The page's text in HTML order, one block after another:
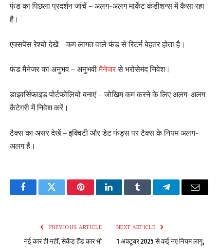
फंड का पिछला प्रदर्शन जांचें – अलग-अलग मार्केट कंडीशन्स में कैसा रहा
है।
एक्सपेंस रेश्यो देखें – कम लागत वाले फंड से रिटर्न बेहतर होता है।
फंड मैनेजर का अनुभव – अनुभवीमैनेजरसे भरोसेमंद निवेश।
डाइवर्सिफाइड पोर्टफोलियो बनाएं – जोखिम कम करने के लिए अलग-अलग
कैटेगरी में निवेश करें।
टैक्स का असर देखें – इक्विटी और डेट फंड्स पर टैक्स के नियम अलग-
अलग हैं।
FacebookTwitter PinterestLinkedInTumblr TelegramEmail
PREVIOUS ARTICLE
नई कार ही नहीं, सेकेंड हैंड कार भी
NEXT ARTICLE
1 अक्टूबर 2025 से कई नए नियम लागू,